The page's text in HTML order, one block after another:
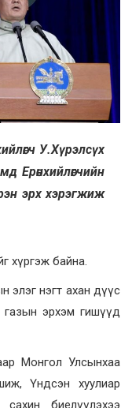
У.Хүрэлсүх
Ерөнхийлөгчийн
эрх хэрэгжиж
хүргэж байна.
элэг нэгт ахан дүүс
эрхэм гишүүд
Монгол Улсынхаа
Үндсэн хуулиар
биелүүлэхээ